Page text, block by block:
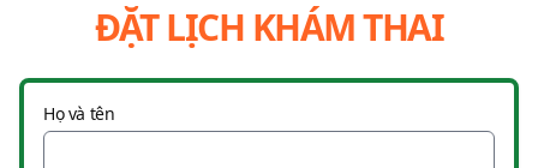
ĐẶT LỊCH KHÁM THAI
Họ và tên